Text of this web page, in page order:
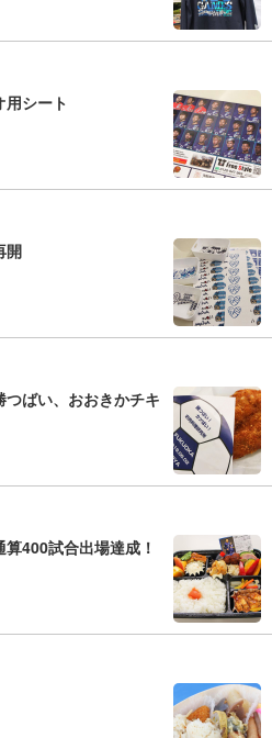
用シート
開
ばい、おおきかチキ
400試合出場達成！